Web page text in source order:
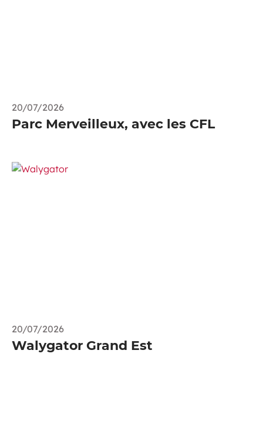
20/07/2026
Parc Merveilleux, avec les CFL
20/07/2026
Walygator Grand Est